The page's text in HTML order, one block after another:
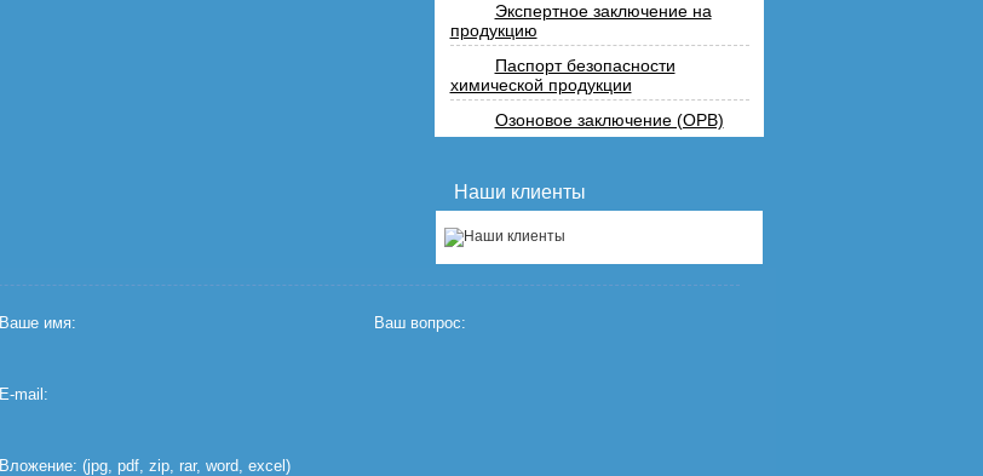
Экспертное заключение на
продукцию
Паспорт безопасности
химической продукции
Озоновое заключение (ОРВ)
Наши клиенты
Ваше имя:
E-mail:
Вложение: (jpg, pdf, zip, rar, word, excel)
Ваш вопрос: